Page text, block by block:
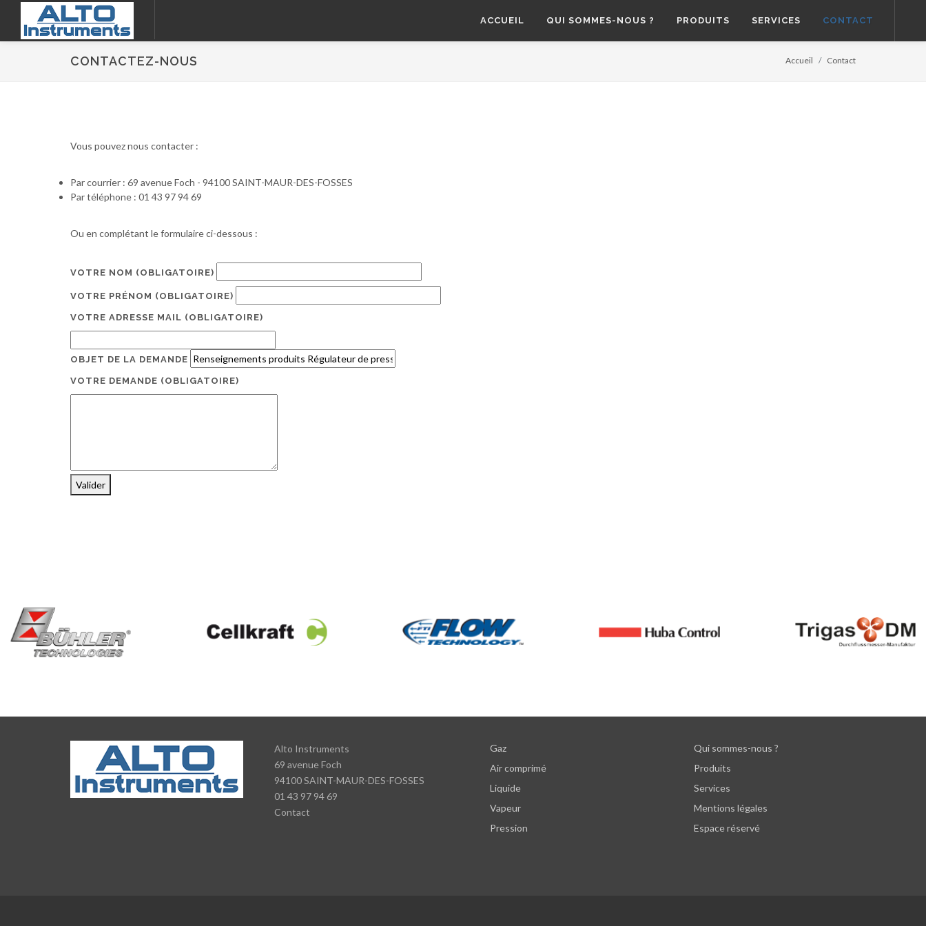
ACCUEIL QUI SOMMES-NOUS ? PRODUITS SERVICES CONTACT
CONTACTEZ-NOUS Accueil Contact
Vous pouvez nous contacter :
Par courrier : 69 avenue Foch - 94100 SAINT-MAUR-DES-FOSSES
Par téléphone : 01 43 97 94 69
Ou en complétant le formulaire ci-dessous :
VOTRE NOM (OBLIGATOIRE)
VOTRE PRÉNOM (OBLIGATOIRE)
VOTRE ADRESSE MAIL (OBLIGATOIRE)
OBJET DE LA DEMANDE
VOTRE DEMANDE (OBLIGATOIRE)
Valider
Alto Instruments
69 avenue Foch
94100 SAINT-MAUR-DES-FOSSES
01 43 97 94 69
Contact
Gaz
Air comprimé
Liquide
Vapeur
Pression
Qui sommes-nous ?
Produits
Services
Mentions légales
Espace réservé